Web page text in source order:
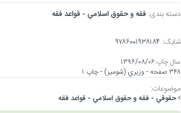
دسته بندی: فقه و حقوق اسلامي - قواعد فقه
شابک: ۹۷۸۶۰۰۱۹۳۸۱۸۴
سال چاپ:۱۳۹۶/۰۸/۰۶
۳۴۸ صفحه - وزيري (شوميز) - چاپ ۱
موضوعات:
حقوقي - فقه و حقوق اسلامي - قواعد فقه